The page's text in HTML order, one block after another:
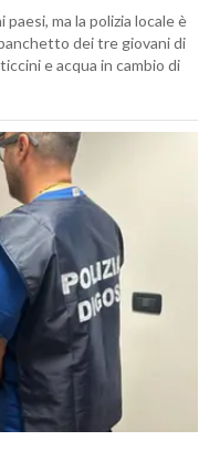
paesi, ma la polizia locale è
dei tre giovani di
e acqua in cambio di